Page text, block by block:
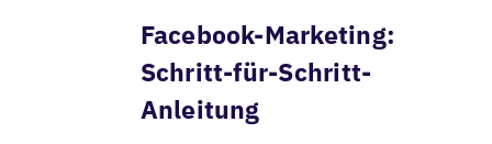
Facebook-Marketing:
Schritt-für-Schritt-
Anleitung